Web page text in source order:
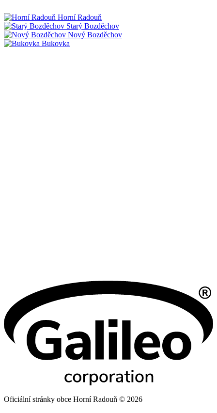
Horní Radouň
Starý Bozděchov
Nový Bozděchov
Bukovka
Oficiální stránky obce Horní Radouň © 2026